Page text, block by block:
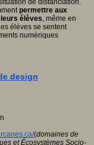
de distanciation.
permettre aux
élèves, même en
élèves se sentent
numériques
design
(domaines de
et Écosystèmes Socio-